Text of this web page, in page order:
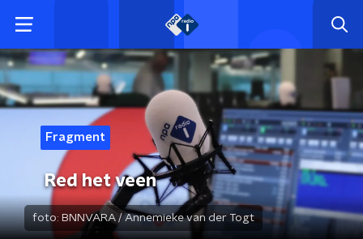
Fragment
Red het veen
foto: BNNVARA / Annemieke van der Togt